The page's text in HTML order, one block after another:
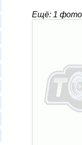
Ещё: 1 фото